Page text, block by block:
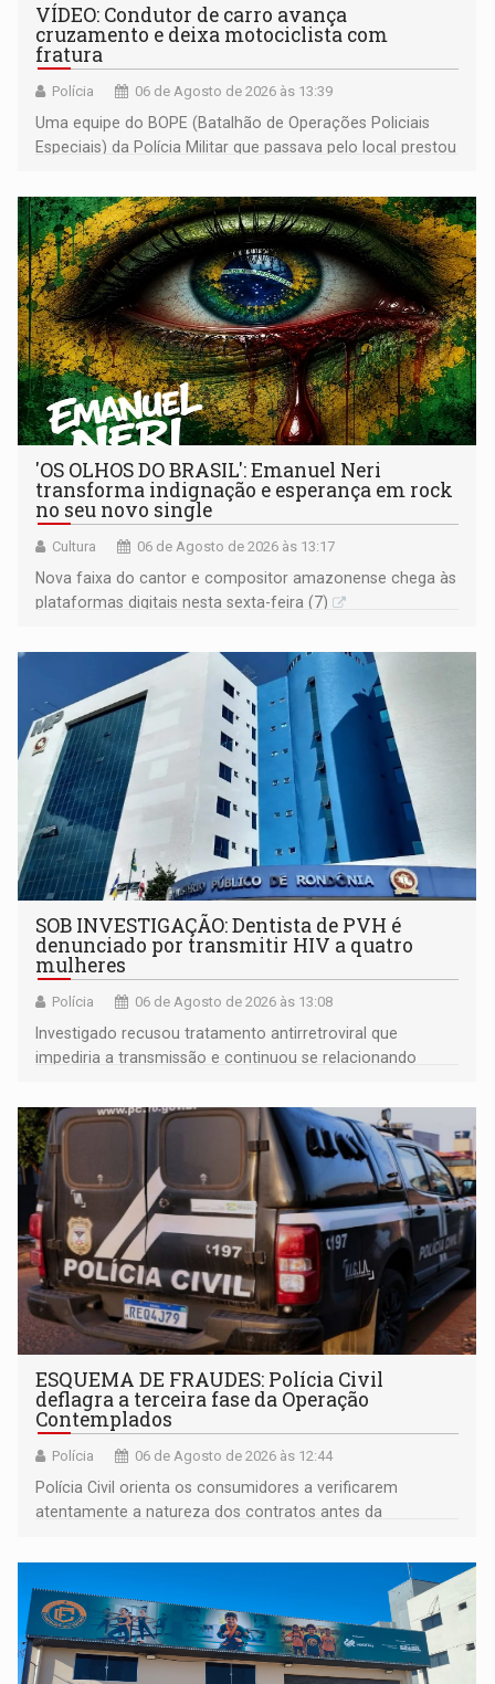
VÍDEO: Condutor de carro avança
cruzamento e deixa motociclista com
fratura
Polícia 06 de Agosto de 2026 às 13:39
Uma equipe do BOPE (Batalhão de Operações Policiais
Especiais) da Polícia Militar que passava pelo local prestou
'OS OLHOS DO BRASIL': Emanuel Neri
transforma indignação e esperança em rock
no seu novo single
Cultura 06 de Agosto de 2026 às 13:17
Nova faixa do cantor e compositor amazonense chega às
plataformas digitais nesta sexta-feira (7)
SOB INVESTIGAÇÃO: Dentista de PVH é
denunciado por transmitir HIV a quatro
mulheres
Polícia 06 de Agosto de 2026 às 13:08
Investigado recusou tratamento antirretroviral que
impediria a transmissão e continuou se relacionando
ESQUEMA DE FRAUDES: Polícia Civil
deflagra a terceira fase da Operação
Contemplados
Polícia 06 de Agosto de 2026 às 12:44
Polícia Civil orienta os consumidores a verificarem
atentamente a natureza dos contratos antes da